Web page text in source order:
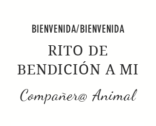
BIENVENIDA/BIENVENIDA
RITO DE
BENDICIÓN A MI
Compañer@ Animal